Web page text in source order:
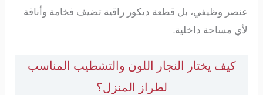
عنصر وظيفي، بل قطعة ديكور راقية تضيف فخامة وأناقة
لأي مساحة داخلية.
كيف يختار النجار اللون والتشطيب المناسب
لطراز المنزل؟